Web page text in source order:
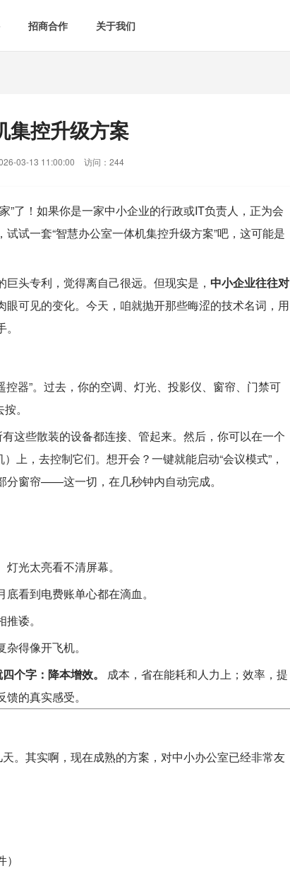
方案  智慧用电方案
 智慧场景建设
[list:subtitle]
招商合作 关于我们
集控升级方案
03-13 11:00:00 访问：244
”了！如果你是一家中小企业的行政或IT负责人，正为会
试试一套“智慧办公室一体机集控升级方案”吧，这可能是
头专利，觉得离自己很远。但现实是， 中小企业往往对
可见的变化。今天，咱就抛开那些晦涩的技术名词，用
器”。过去，你的空调、灯光、投影仪、窗帘、门禁可
。
这些散装的设备都连接、管起来。然后，你可以在一个
上，去控制它们。想开会？一键就能启动“会议模式”，
分窗帘——这一切，在几秒钟内自动完成。
光太亮看不清屏幕。
看到电费账单心都在滴血。
诿。
得像开飞机。
个字：降本增效。
​ 成本，省在能耗和人力上；效率，提
的真实感受。
。其实啊，现在成熟的方案，对中小办公室已经非常友